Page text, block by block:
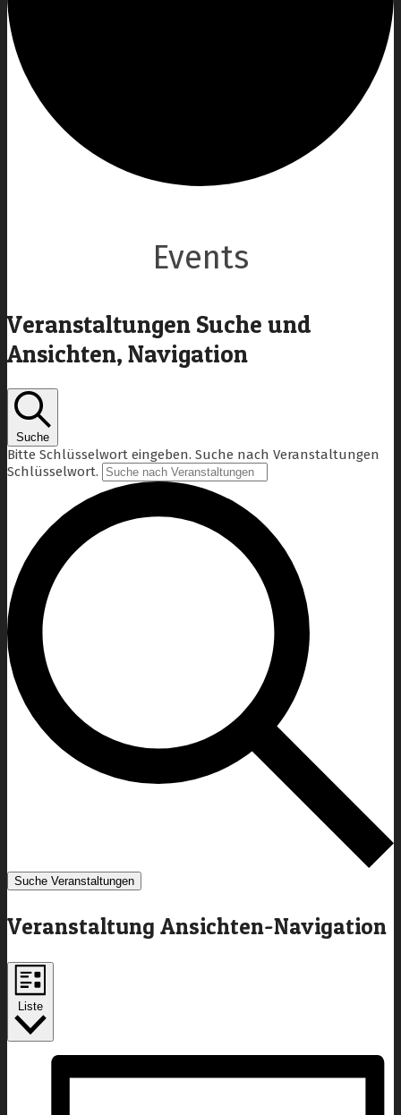
Events
Veranstaltungen Suche und
Ansichten, Navigation
Suche
Bitte Schlüsselwort eingeben. Suche nach Veranstaltungen
Schlüsselwort.
Suche Veranstaltungen
Veranstaltung Ansichten-Navigation
Liste